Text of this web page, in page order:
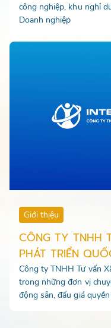
công nghiệp, khu nghỉ
Doanh nghiệp
Giới thiệu
CÔNG TY TNHH
PHÁT TRIỂN
Công ty TNHH Tư vấn
trong những đơn vị
động sản, đấu giá